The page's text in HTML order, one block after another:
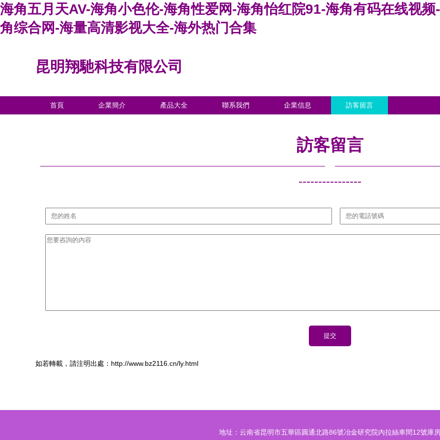
海角五月天AV-海角小色伦-海角性爱网-海角怡红院91-海角有码在线视
角综合网-海量高清影视大全-海外热门合集
昆明翔馳科技有限公司
首頁 企業簡介 產品大全 聯系我們 企業信息 訪客留言
訪客留言
----------------
如若轉載，請注明出處：http://www.bz2116.cn/ly.html
地址：云南省昆明市五華區圓通北路86號冶金研究院內拉絲車間12號庫